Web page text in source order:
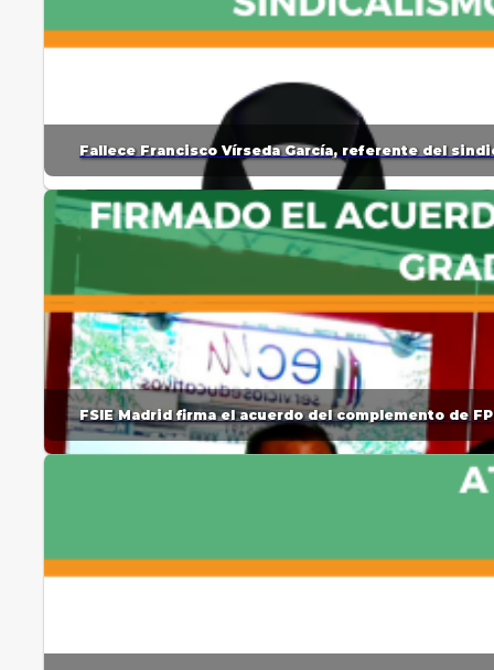
Fallece Francisco Vírseda García, referente del
FSIE Madrid firma el acuerdo del complemento de